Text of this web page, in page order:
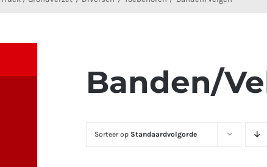
Banden/
Sorteer op Standaardvolgorde